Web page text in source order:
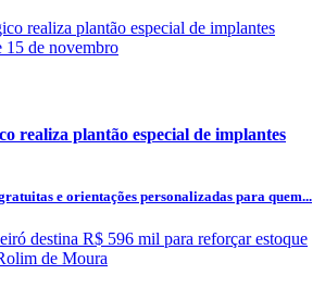
realiza plantão especial de implantes
e orientações personalizadas para quem...